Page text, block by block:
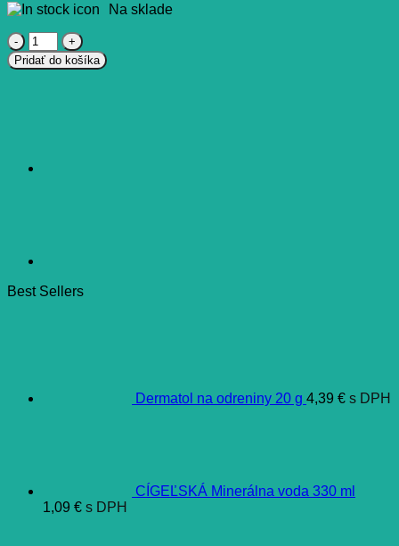
Na sklade
množstvo
PANADOL
Ultra
tabliet
Pridať do košíka
Best Sellers
Dermatol na odreniny 20 g 4,39 € s DPH
CÍGEĽSKÁ Minerálna voda 330 ml
1,09 € s DPH